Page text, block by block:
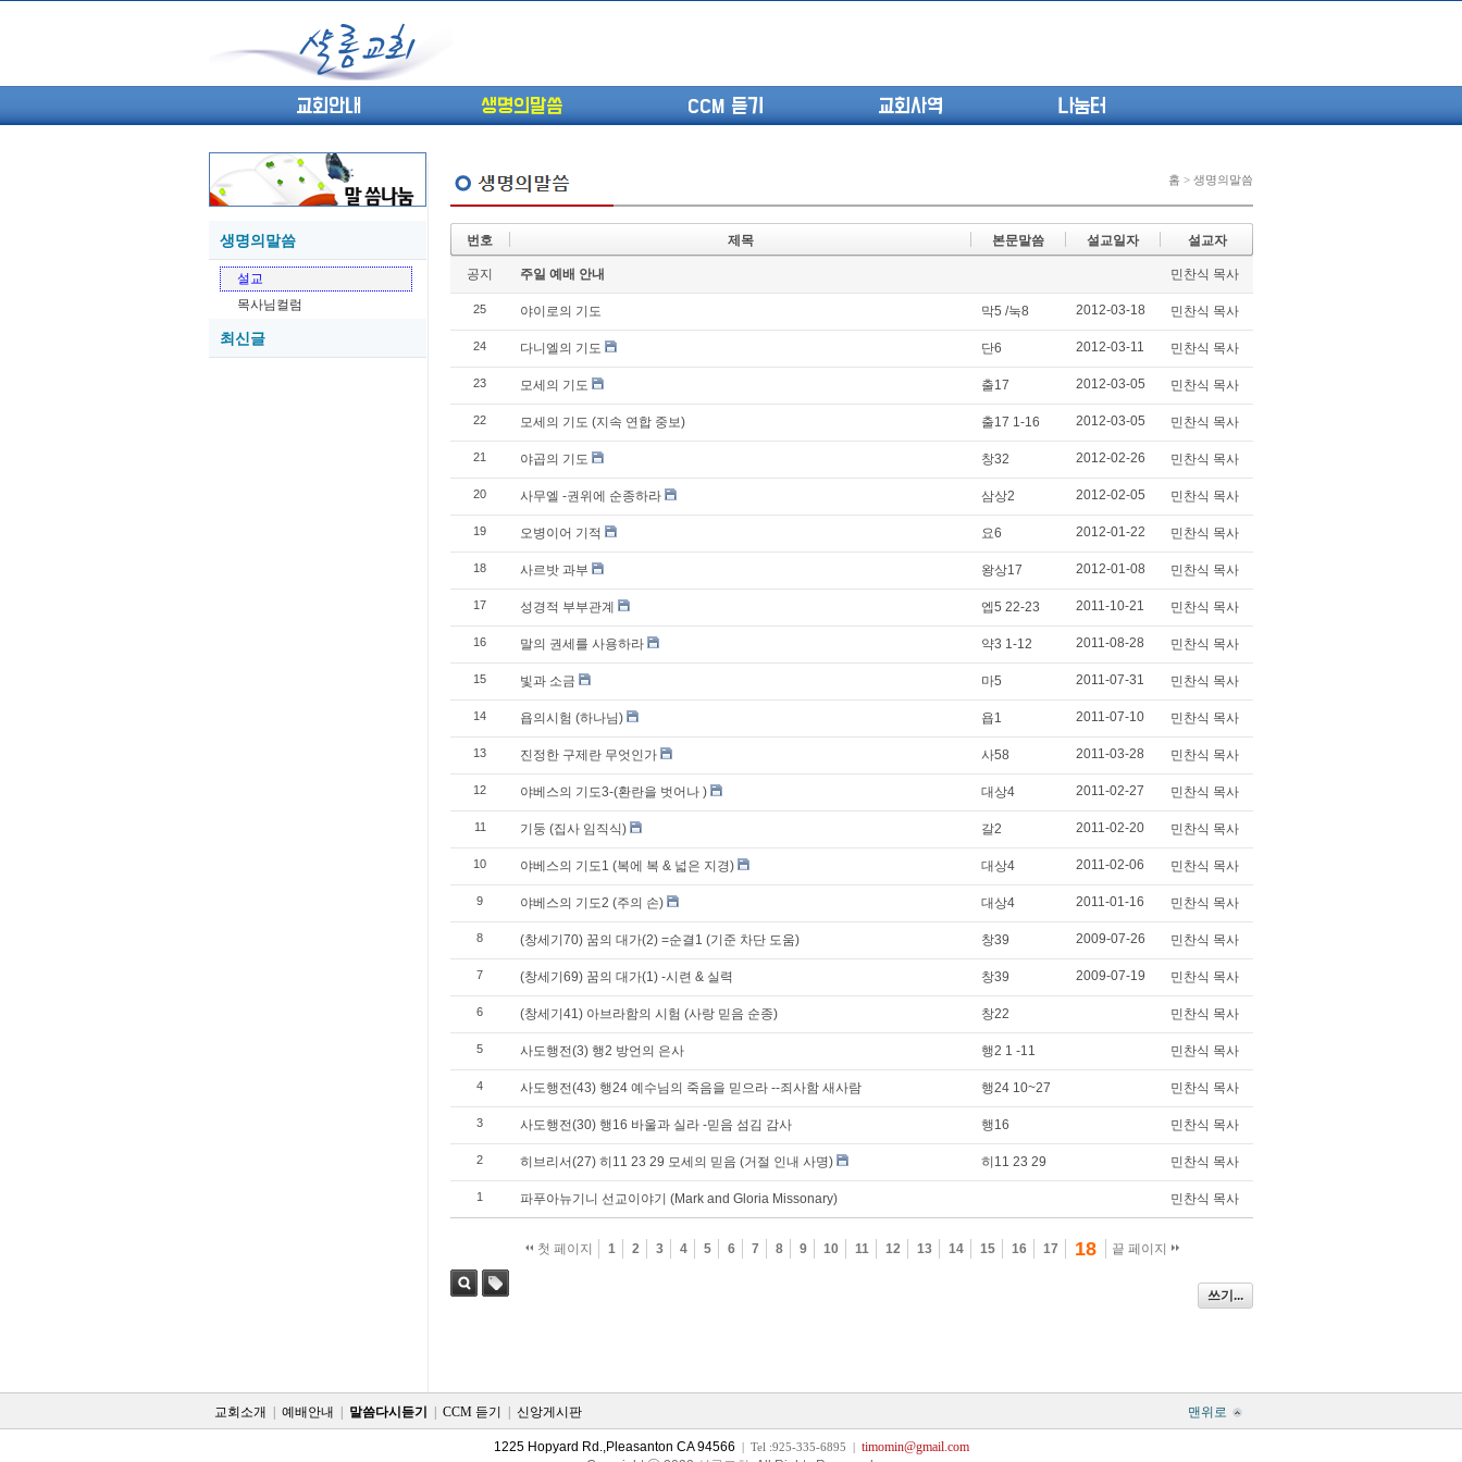
교회안내 생명의말씀 CCM 듣기 교회사역 나눔터
생명의말씀
설교
목사님컬럼
최신글
05-27 (고린도전서13) 고전8:1-13 ...
05-26 (고린도전서12) 고전7:23-40 ...
05-21 (고린도전서11) 고전6:9-20 ...
05-20 (고린도전서9) 고전5:1-13 ...
(고린도전서8) 고전4 9-21 교...
05-18 (고린도전서7) 고전4:1-8 판...
홈 > 생명의말씀
번호 제목 본문말씀 설교일자 설교자
공지 주일 예배 안내 민찬식 목사
25 야이로의 기도 막5 /눅8 2012-03-18 민찬식 목사
24 다니엘의 기도 단6 2012-03-11 민찬식 목사
23 모세의 기도 출17 2012-03-05 민찬식 목사
22 모세의 기도 (지속 연합 중보) 출17 1-16 2012-03-05 민찬식 목사
21 야곱의 기도 창32 2012-02-26 민찬식 목사
20 사무엘 -권위에 순종하라 삼상2 2012-02-05 민찬식 목사
19 오병이어 기적 요6 2012-01-22 민찬식 목사
18 사르밧 과부 왕상17 2012-01-08 민찬식 목사
17 성경적 부부관계 엡5 22-23 2011-10-21 민찬식 목사
16 말의 권세를 사용하라 약3 1-12 2011-08-28 민찬식 목사
15 빛과 소금 마5 2011-07-31 민찬식 목사
14 욥의시험 (하나님) 욥1 2011-07-10 민찬식 목사
13 진정한 구제란 무엇인가 사58 2011-03-28 민찬식 목사
12 야베스의 기도3-(환란을 벗어나 ) 대상4 2011-02-27 민찬식 목사
11 기둥 (집사 임직식) 갈2 2011-02-20 민찬식 목사
10 야베스의 기도1 (복에 복 & 넓은 지경) 대상4 2011-02-06 민찬식 목사
9 야베스의 기도2 (주의 손) 대상4 2011-01-16 민찬식 목사
8 (창세기70) 꿈의 대가(2) =순결1 (기준 차단 도움) 창39 2009-07-26 민찬식 목사
7 (창세기69) 꿈의 대가(1) -시련 & 실력 창39 2009-07-19 민찬식 목사
6 (창세기41) 아브라함의 시험 (사랑 믿음 순종) 창22 민찬식 목사
5 사도행전(3) 행2 방언의 은사 행2 1 -11 민찬식 목사
4 사도행전(43) 행24 예수님의 죽음을 믿으라 --죄사함 새사람 행24 10~27 민찬식 목사
3 사도행전(30) 행16 바울과 실라 -믿음 섬김 감사 행16 민찬식 목사
2 히브리서(27) 히11 23 29 모세의 믿음 (거절 인내 사명) 히11 23 29 민찬식 목사
1 파푸아뉴기니 선교이야기 (Mark and Gloria Missonary) 민찬식 목사
첫 페이지 1 2 3 4 5 6 7 8 9 10 11 12 13 14 15 16 17 18 끝 페이지
쓰기...
교회소개 예배안내 말씀다시듣기 CCM 듣기 신앙게시판 맨위로
1225 Hopyard Rd.,Pleasanton CA 94566 | Tel :925-335-6895 | timomin@gmail.com